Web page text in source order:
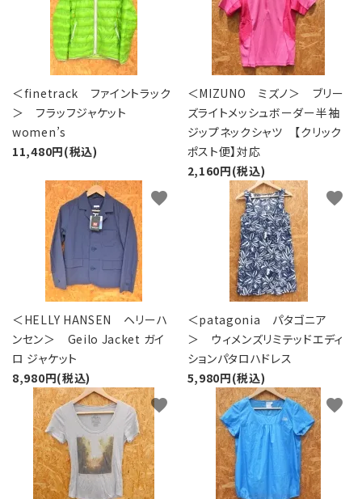
＜finetrack ファイントラック
＞ フラッフジャケット
women’s
11,480円(税込)
＜MIZUNO ミズノ＞ ブリー
ズライトメッシュボーダー半袖
ジップネックシャツ 【クリック
ポスト便】対応
2,160円(税込)
＜HELLY HANSEN ヘリーハ
ンセン＞ Geilo Jacket ガイ
ロ ジャケット
8,980円(税込)
favorite
＜patagonia パタゴニア
＞ ウィメンズリミテッドエディ
ションパタロハドレス
5,980円(税込)
favorite
favorite favorite